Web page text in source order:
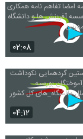
۰۲:۰۸
۰۴:۱۲